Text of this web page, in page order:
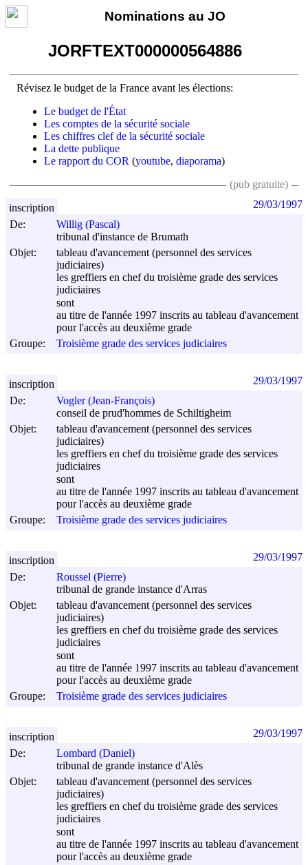
Nominations au JO
JORFTEXT000000564886
Révisez le budget de la France avant les élections:
Le budget de l'État
Les comptes de la sécurité sociale
Les chiffres clef de la sécurité sociale
La dette publique
Le rapport du COR (youtube, diaporama)
(pub gratuite)
De:
Willig (Pascal)
tribunal d'instance de Brumath
Objet:
tableau d'avancement (personnel des services
judiciaires)
les greffiers en chef du troisième grade des services
judiciaires
sont
au titre de l'année 1997 inscrits au tableau d'avancement
pour l'accès au deuxième grade
Groupe:
Troisième grade des services judiciaires
inscription 29/03/1997
De:
Vogler (Jean-François)
conseil de prud'hommes de Schiltigheim
Objet:
tableau d'avancement (personnel des services
judiciaires)
les greffiers en chef du troisième grade des services
judiciaires
sont
au titre de l'année 1997 inscrits au tableau d'avancement
pour l'accès au deuxième grade
Groupe:
Troisième grade des services judiciaires
inscription 29/03/1997
De:
Roussel (Pierre)
tribunal de grande instance d'Arras
Objet:
tableau d'avancement (personnel des services
judiciaires)
les greffiers en chef du troisième grade des services
judiciaires
sont
au titre de l'année 1997 inscrits au tableau d'avancement
pour l'accès au deuxième grade
Groupe:
Troisième grade des services judiciaires
inscription 29/03/1997
De:
Lombard (Daniel)
tribunal de grande instance d'Alès
Objet:
tableau d'avancement (personnel des services
judiciaires)
les greffiers en chef du troisième grade des services
judiciaires
sont
au titre de l'année 1997 inscrits au tableau d'avancement
pour l'accès au deuxième grade
inscription 29/03/1997